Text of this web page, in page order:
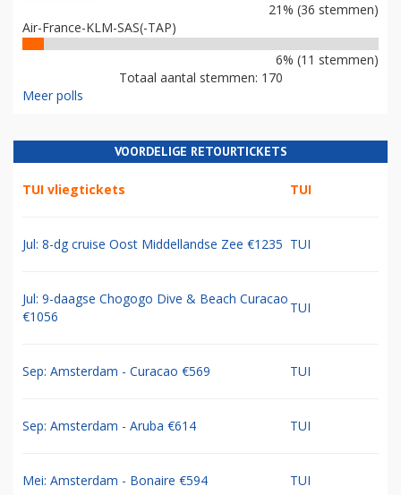
21% (36 stemmen)
Air-France-KLM-SAS(-TAP)
6% (11 stemmen)
Totaal aantal stemmen: 170
Meer polls
VOORDELIGE RETOURTICKETS
TUI vliegtickets TUI
Jul: 8-dg cruise Oost Middellandse Zee €1235 TUI
Jul: 9-daagse Chogogo Dive & Beach Curacao
€1056
TUI
Sep: Amsterdam - Curacao €569 TUI
Sep: Amsterdam - Aruba €614 TUI
Mei: Amsterdam - Bonaire €594 TUI